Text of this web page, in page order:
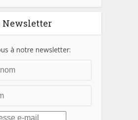
Newsletter
à notre newsletter: